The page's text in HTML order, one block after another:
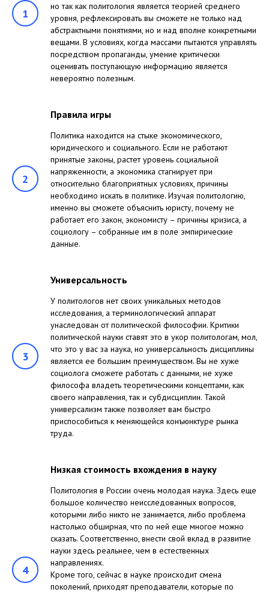
1
но так как политология является теорией среднего
уровня, рефлексировать вы сможете не только над
абстрактными понятиями, но и над вполне конкретными
вещами. В условиях, когда массами пытаются управлять
посредством пропаганды, умение критически
оценивать поступающую информацию является
невероятно полезным.
2
Правила игры
Политика находится на стыке экономического,
юридического и социального. Если не работают
принятые законы, растет уровень социальной
напряженности, а экономика стагнирует при
относительно благоприятных условиях, причины
необходимо искать в политике. Изучая политологию,
именно вы сможете объяснить юристу, почему не
работает его закон, экономисту – причины кризиса, а
социологу – собранные им в поле эмпирические
данные.
3
Универсальность
У политологов нет своих уникальных методов
исследования, а терминологический аппарат
унаследован от политической философии. Критики
политической науки ставят это в укор политологам, мол,
что это у вас за наука, но универсальность дисциплины
является ее большим преимуществом. Вы не хуже
социолога сможете работать с данными, не хуже
философа владеть теоретическими концептами, как
своего направления, так и субдисциплин. Такой
универсализм также позволяет вам быстро
приспособиться к меняющейся конъюнктуре рынка
труда.
4
Низкая стоимость вхождения в науку
Политология в России очень молодая наука. Здесь еще
большое количество неисследованных вопросов,
которыми либо никто не занимается, либо проблема
настолько обширная, что по ней еще многое можно
сказать. Соответственно, внести свой вклад в развитие
науки здесь реальнее, чем в естественных
направлениях.
Кроме того, сейчас в науке происходит смена
поколений, приходят преподаватели, которые по